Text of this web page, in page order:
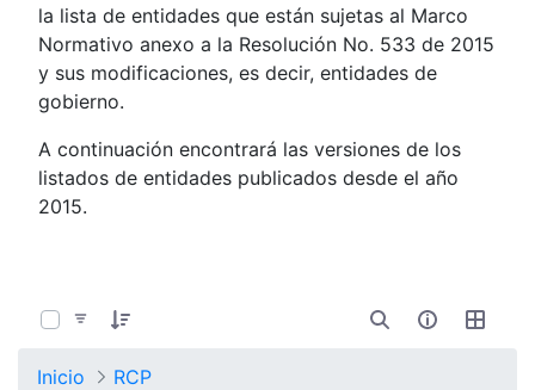
la lista de entidades que están sujetas al Marco
Normativo anexo a la Resolución No. 533 de 2015
y sus modificaciones, es decir, entidades de
gobierno.
A continuación encontrará las versiones de los
listados de entidades publicados desde el año
2015.
Inicio
RCP